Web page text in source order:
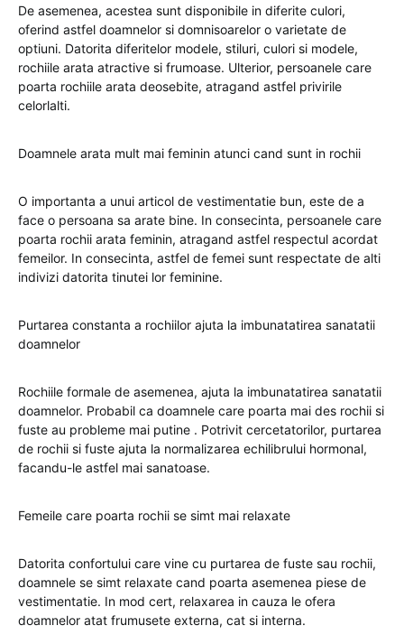
De asemenea, acestea sunt disponibile in diferite culori,
oferind astfel doamnelor si domnisoarelor o varietate de
optiuni. Datorita diferitelor modele, stiluri, culori si modele,
rochiile arata atractive si frumoase. Ulterior, persoanele care
poarta rochiile arata deosebite, atragand astfel privirile
celorlalti.
Doamnele arata mult mai feminin atunci cand sunt in rochii
O importanta a unui articol de vestimentatie bun, este de a
face o persoana sa arate bine. In consecinta, persoanele care
poarta rochii arata feminin, atragand astfel respectul acordat
femeilor. In consecinta, astfel de femei sunt respectate de alti
indivizi datorita tinutei lor feminine.
Purtarea constanta a rochiilor ajuta la imbunatatirea sanatatii
doamnelor
Rochiile formale de asemenea, ajuta la imbunatatirea sanatatii
doamnelor. Probabil ca doamnele care poarta mai des rochii si
fuste au probleme mai putine . Potrivit cercetatorilor, purtarea
de rochii si fuste ajuta la normalizarea echilibrului hormonal,
facandu-le astfel mai sanatoase.
Femeile care poarta rochii se simt mai relaxate
Datorita confortului care vine cu purtarea de fuste sau rochii,
doamnele se simt relaxate cand poarta asemenea piese de
vestimentatie. In mod cert, relaxarea in cauza le ofera
doamnelor atat frumusete externa, cat si interna.